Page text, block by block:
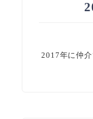
2017年に仲